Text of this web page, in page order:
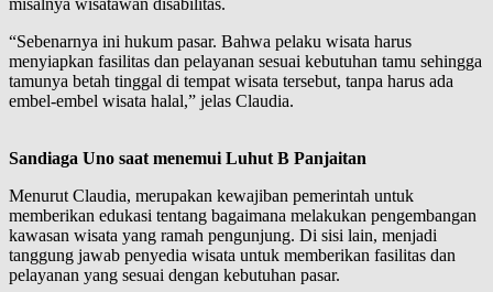
misalnya wisatawan disabilitas.
“Sebenarnya ini hukum pasar. Bahwa pelaku wisata harus
menyiapkan fasilitas dan pelayanan sesuai kebutuhan tamu sehingga
tamunya betah tinggal di tempat wisata tersebut, tanpa harus ada
embel-embel wisata halal,” jelas Claudia.
Sandiaga Uno saat menemui Luhut B Panjaitan
Menurut Claudia, merupakan kewajiban pemerintah untuk
memberikan edukasi tentang bagaimana melakukan pengembangan
kawasan wisata yang ramah pengunjung. Di sisi lain, menjadi
tanggung jawab penyedia wisata untuk memberikan fasilitas dan
pelayanan yang sesuai dengan kebutuhan pasar.